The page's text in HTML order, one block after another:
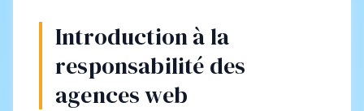
Introduction à la
responsabilité des
agences web